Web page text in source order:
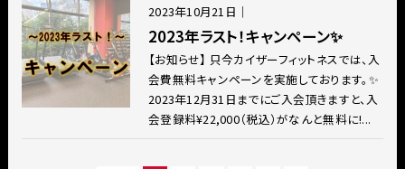
2023年10月21日 ｜
2023年ラスト！キャンペーン✨
【お知らせ】 只今カイザーフィットネスでは、入
会費無料キャンペーンを実施しております。✨
2023年12月31日までにご入会頂きますと、入
会登録料¥22,000（税込）がなんと無料に!...